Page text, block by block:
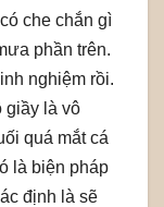
che chắn gì
phần trên.
nghiệm rồi.
giầy là vô
quá mắt cá
là biện pháp
định là sẽ